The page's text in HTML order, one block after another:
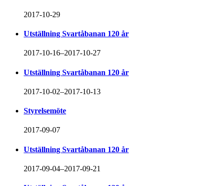
2017-10-29
Utställning Svartåbanan 120 år
2017-10-16–2017-10-27
Utställning Svartåbanan 120 år
2017-10-02–2017-10-13
Styrelsemöte
2017-09-07
Utställning Svartåbanan 120 år
2017-09-04–2017-09-21